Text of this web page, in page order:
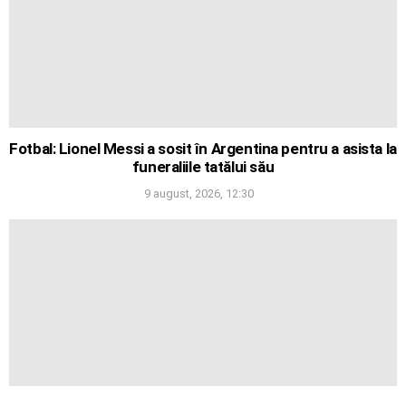
Fotbal: Lionel Messi a sosit în Argentina pentru a asista la
funeraliile tatălui său
9 august, 2026, 12:30